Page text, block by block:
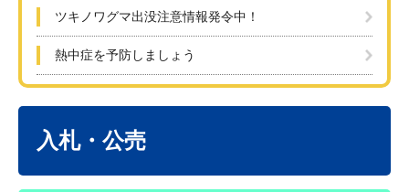
ツキノワグマ出没注意情報発令中！
熱中症を予防しましょう
入札・公売